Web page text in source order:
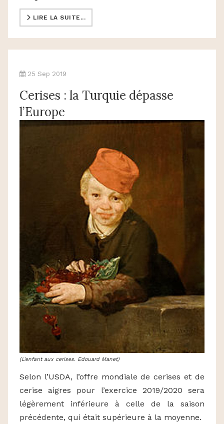
LIRE LA SUITE...
25 Sep 2019
Cerises : la Turquie dépasse
l’Europe
(L'enfant aux cerises. Edouard Manet)
Selon l’USDA, l’offre mondiale de cerises et de
cerise aigres pour l’exercice 2019/2020 sera
légèrement inférieure à celle de la saison
précédente, qui était supérieure à la moyenne.